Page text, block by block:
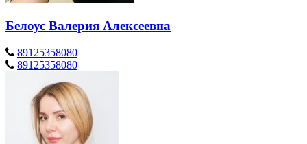
Белоус Валерия Алексеевна
89125358080
89125358080